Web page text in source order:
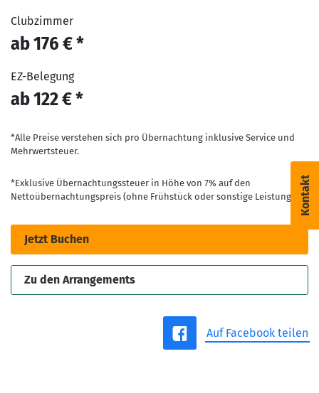
Clubzimmer
ab 176 € *
EZ-Belegung
ab 122 € *
*Alle Preise verstehen sich pro Übernachtung inklusive Service und
Mehrwertsteuer.
*Exklusive Übernachtungssteuer in Höhe von 7% auf den
Nettoübernachtungspreis (ohne Frühstück oder sonstige Leistungen).
Jetzt Buchen
Zu den Arrangements
Auf Facebook teilen
Kontakt